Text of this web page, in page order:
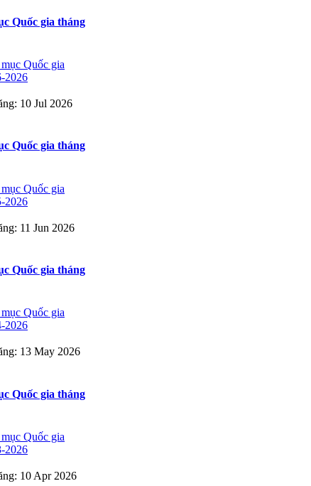
Quốc gia tháng
10 Jul 2026
Quốc gia tháng
11 Jun 2026
Quốc gia tháng
13 May 2026
Quốc gia tháng
10 Apr 2026